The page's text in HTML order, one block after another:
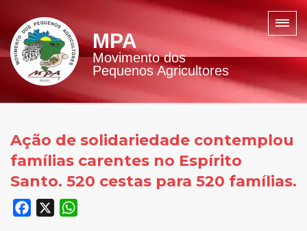
MPA
Movimento dos
Pequenos Agricultores
Ação de solidariedade contemplou
famílias carentes no Espírito
Santo. 520 cestas para 520 famílias.
Facebook